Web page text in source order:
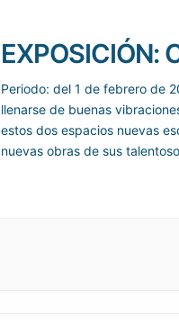
EXPOSICIÓN:
Periodo: del 1 de febrero de
llenarse de buenas
estos dos espacios nuevas
nuevas obras de sus